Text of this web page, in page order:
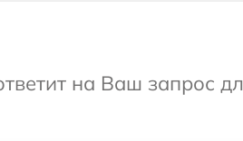
на Ваш запрос